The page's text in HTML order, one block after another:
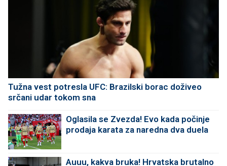
Tužna vest potresla UFC: Brazilski borac doživeo
srčani udar tokom sna
Oglasila se Zvezda! Evo kada počinje
prodaja karata za naredna dva duela
Auuu, kakva bruka! Hrvatska brutalno